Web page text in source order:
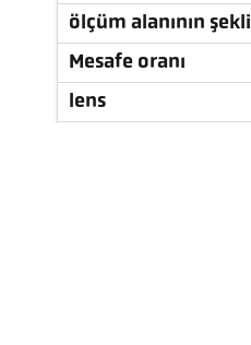
ölçüm alanının şekli
Mesafe oranı
lens